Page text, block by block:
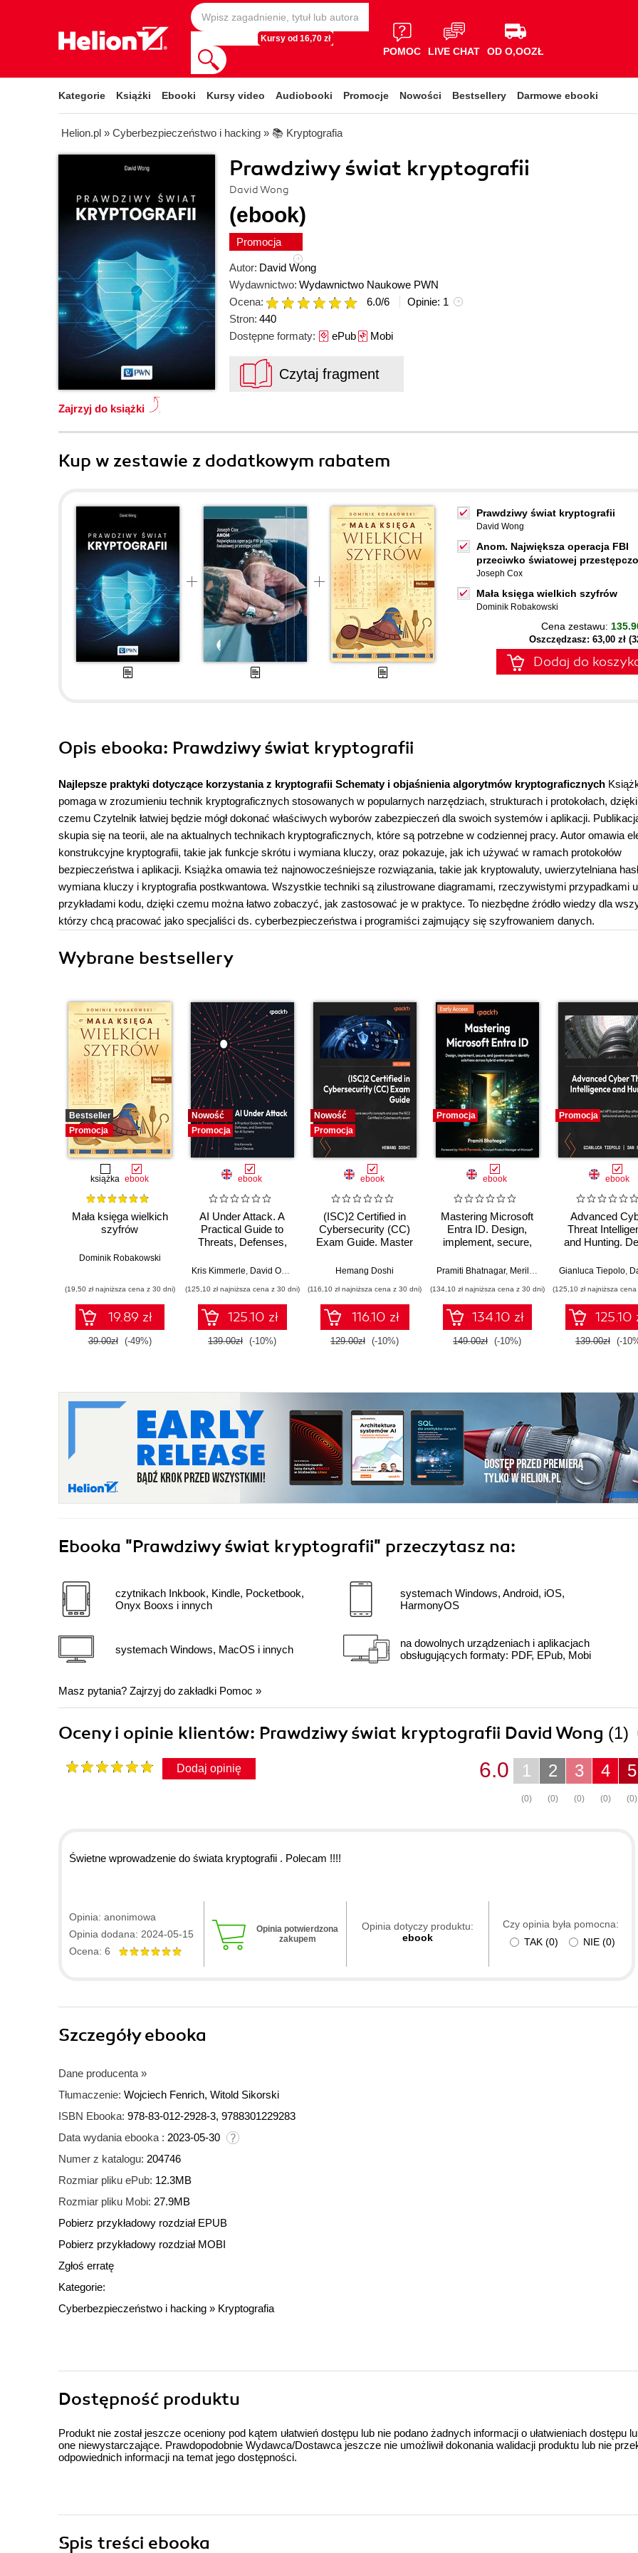
Kursy od 16,70 zł
POMOC LIVE CHAT OD O,OOZŁ
Kategorie Książki Ebooki Kursy video Audiobooki Promocje Nowości Bestsellery Darmowe ebooki
Helion.pl » Cyberbezpieczeństwo i hacking » 📚 Kryptografia
Prawdziwy świat kryptografii
David Wong
(ebook)
Promocja
Zajrzyj do książki
Autor: David Wong
Wydawnictwo: Wydawnictwo Naukowe PWN
Ocena:
6.0/6 Opinie: 1
Stron: 440
Dostępne formaty: ePubMobi
Czytaj fragment
Kup w zestawie z dodatkowym rabatem
Prawdziwy świat kryptografii
David Wong
Anom. Największa operacja FBI
przeciwko światowej
Joseph Cox
Mała księga wielkich szyfrów
Dominik Robakowski
Cena zestawu:
Oszczędzasz: 63,00 zł
Dodaj do
Opis ebooka: Prawdziwy świat kryptografii
Najlepsze praktyki dotyczące korzystania z kryptografii Schematy i objaśnienia algorytmów kryptograficznych
pomaga w zrozumieniu technik kryptograficznych stosowanych w popularnych narzędziach, strukturach i protokołach, dzięki
czemu Czytelnik łatwiej będzie mógł dokonać właściwych wyborów zabezpieczeń dla swoich systemów i aplikacji.
skupia się na teorii, ale na aktualnych technikach kryptograficznych, które są potrzebne w codziennej pracy. Autor omawia
konstrukcyjne kryptografii, takie jak funkcje skrótu i wymiana kluczy, oraz pokazuje, jak ich używać w ramach protokołów
bezpieczeństwa i aplikacji. Książka omawia też najnowocześniejsze rozwiązania, takie jak kryptowaluty, uwierzytelniana
wymiana kluczy i kryptografia postkwantowa. Wszystkie techniki są zilustrowane diagramami, rzeczywistymi przypadkami
przykładami kodu, dzięki czemu można łatwo zobaczyć, jak zastosować je w praktyce. To niezbędne źródło wiedzy dla
którzy chcą pracować jako specjaliści ds. cyberbezpieczeństwa i programiści zajmujący się szyfrowaniem danych.
Wybrane bestsellery
Bestseller
Promocja
książka ebook
Mała księga wielkich
szyfrów
Dominik Robakowski
(19,50 zł najniższa cena z 30 dni)
19.89 zł
39.00zł (-49%)
Nowość
Promocja
ebook
AI Under Attack. A
Practical Guide to
Threats, Defenses,
AI Systems
Kris Kimmerle, David Okeyode
(125,10 zł najniższa cena z 30 dni)
125.10 zł
139.00zł (-10%)
Nowość
Promocja
ebook
(ISC)2 Certified in
Cybersecurity (CC)
Exam Guide. Master
concepts and pass
Cybersecurity exam
Hemang Doshi
(116,10 zł najniższa cena z 30 dni)
116.10 zł
129.00zł (-10%)
Promocja
ebook
Mastering Microsoft
Entra ID. Design,
implement, secure,
identity solutions
enterprises
Pramiti Bhatnagar, Merill Fernando
(134,10 zł najniższa cena z 30 dni)
134.10 zł
149.00zł (-10%)
Promocja
ebook
Advanced
Threat
and Hunting.
attacks using
and AI
Gianluca Tiepolo, Dan
(125,10 zł najniższa
125.10
139.00zł (-
Ebooka "Prawdziwy świat kryptografii" przeczytasz na:
czytnikach Inkbook, Kindle, Pocketbook,
Onyx Booxs i innych
systemach Windows, MacOS i innych
systemach Windows, Android, iOS,
HarmonyOS
na dowolnych urządzeniach i aplikacjach
obsługujących formaty: PDF, EPub, Mobi
Masz pytania? Zajrzyj do zakładki Pomoc »
Oceny i opinie klientów: Prawdziwy świat kryptografii David Wong (1)
Dodaj opinię 5
(0)
4
(0)
3
(0)
2
(0)
1
(0)
6.0
Świetne wprowadzenie do świata kryptografii . Polecam !!!!
Opinia: anonimowa
Opinia dodana: 2024-05-15
Ocena: 6
Opinia potwierdzona
zakupem
Opinia dotyczy produktu:
ebook
Czy opinia była pomocna:
TAK (0) NIE (0)
Szczegółyebooka
Dane producenta »
Tłumaczenie: Wojciech Fenrich, Witold Sikorski
ISBN Ebooka: 978-83-012-2928-3, 9788301229283
Data wydania ebooka : 2023-05-30
Numer z katalogu: 204746
Rozmiar pliku ePub: 12.3MB
Rozmiar pliku Mobi: 27.9MB
Pobierz przykładowy rozdział EPUB
Pobierz przykładowy rozdział MOBI
Zgłoś erratę
Kategorie:
Cyberbezpieczeństwo i hacking » Kryptografia
Dostępność produktu
Produkt nie został jeszcze oceniony pod kątem ułatwień dostępu lub nie podano żadnych informacji o ułatwieniach dostępu
one niewystarczające. Prawdopodobnie Wydawca/Dostawca jeszcze nie umożliwił dokonania walidacji produktu lub nie
odpowiednich informacji na temat jego dostępności.
Spis treści ebooka